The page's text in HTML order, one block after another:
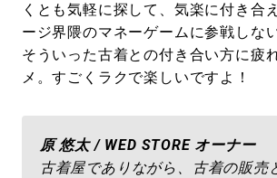
くとも気軽に探して、気楽に付き合
ージ界隈のマネーゲームに参戦しな
そういった古着との付き合い方に疲
メ。すごくラクで楽しいですよ！
原 悠太 / WED STORE オーナー
古着屋でありながら、古着の販売